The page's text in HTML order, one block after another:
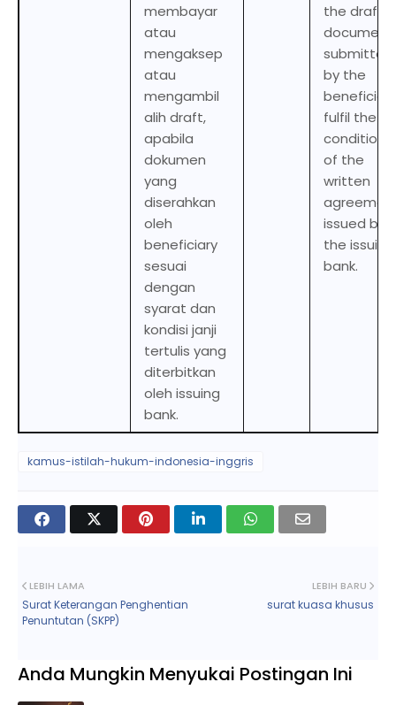
membayar
atau
mengaksep
atau
mengambil
alih draft,
apabila
dokumen
yang
diserahkan
oleh
beneficiary
sesuai
dengan
syarat dan
kondisi janji
tertulis yang
diterbitkan
oleh issuing
bank.
the draft if
submitted
by the
beneficiary
fulfil the
conditions
of the
written
issued by
the issuing
bank.
kamus-istilah-hukum-indonesia-inggris
LEBIH BARU
surat kuasa khusus
LEBIH LAMA
Surat Keterangan Penghentian
Penuntutan (SKPP)
Anda Mungkin Menyukai Postingan Ini